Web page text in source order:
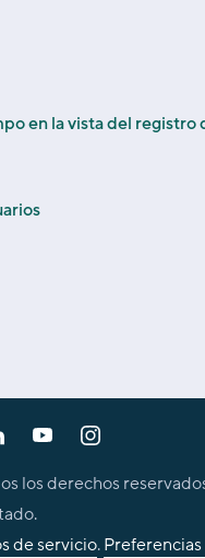
en la vista del registro
los derechos
de servicio.